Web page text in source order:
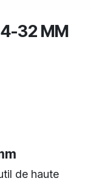
4-32 MM
de haute